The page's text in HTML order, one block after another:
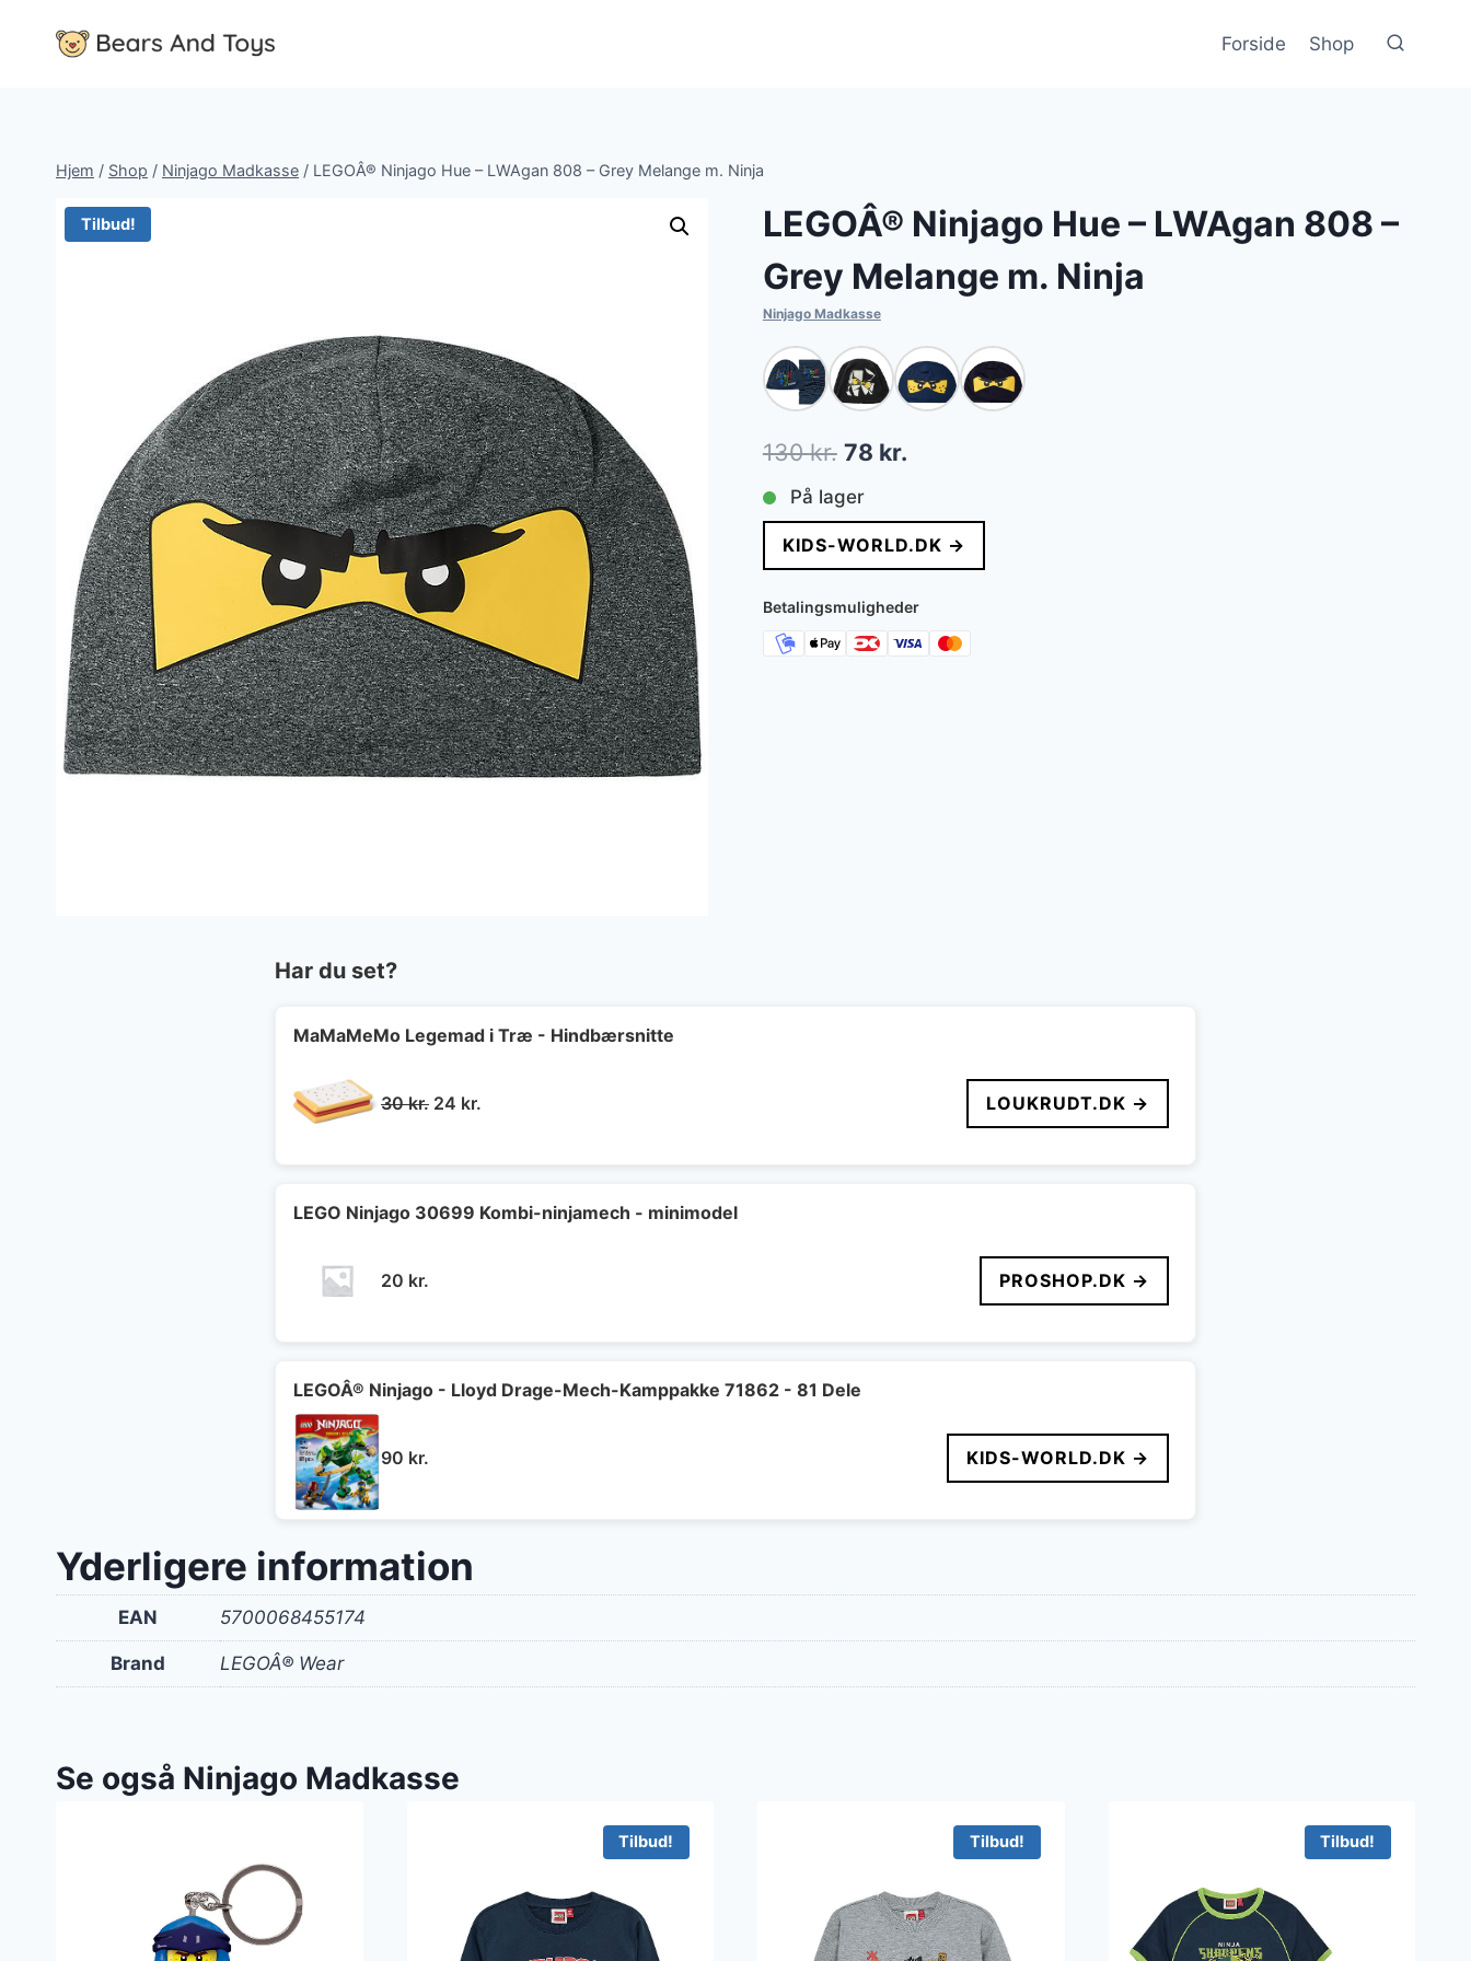
Forside Shop
Hjem / Shop / Ninjago Madkasse / LEGOÂ® Ninjago Hue – LWAgan 808 – Grey Melange m. Ninja
Tilbud!
LEGOÂ® Ninjago Hue – LWAgan 808 –
Grey Melange m. Ninja
Ninjago Madkasse
130kr. Den
oprindelige
pris
var:
130 kr..
78 kr.Den
pris
er:
78 kr..
På lager
KIDS-WORLD.DK →
Betalingsmuligheder
Har du set?
MaMaMeMo Legemad i Træ - Hindbærsnitte
30kr. Den
30 kr..
24 kr.
24 kr..
LOUKRUDT.DK →
LEGO Ninjago 30699 Kombi-ninjamech - minimodel
20 kr. PROSHOP.DK →
LEGOÂ® Ninjago - Lloyd Drage-Mech-Kamppakke 71862 - 81 Dele
90 kr. KIDS-WORLD.DK →
Yderligere information
EAN 5700068455174
Brand LEGOÂ® Wear
Se også Ninjago Madkasse
Tilbud! Tilbud! Tilbud!